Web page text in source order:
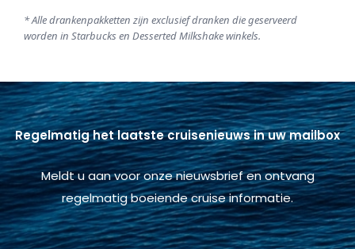
* Alle drankenpakketten zijn exclusief dranken die geserveerd
worden in Starbucks en Desserted Milkshake winkels.
Regelmatig het laatste cruisenieuws in uw mailbox
Meldt u aan voor onze nieuwsbrief en ontvang
regelmatig boeiende cruise informatie.